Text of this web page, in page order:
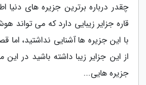
چقدر درباره برترین جزیره های دنیا
قاره جزایر زیبایی دارد که می تواند
با این جزیره ها آشنایی نداشتید،
از این جزایر زیبا داشته باشید در این
جزیره هایی...